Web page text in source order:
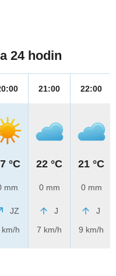
24 hodin
°C
mm
JZ
km/h
21:00
22 °C
0 mm
J
7 km/h
22:00
21 °C
0 mm
J
9 km/h